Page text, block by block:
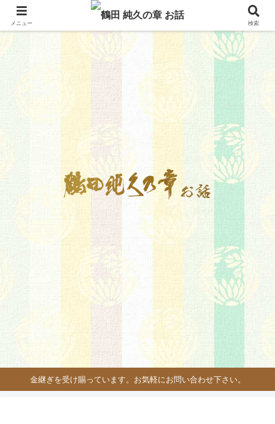
金継ぎを受け賜っています。お気軽にお問い合わせ下さい。
メニュー 検索